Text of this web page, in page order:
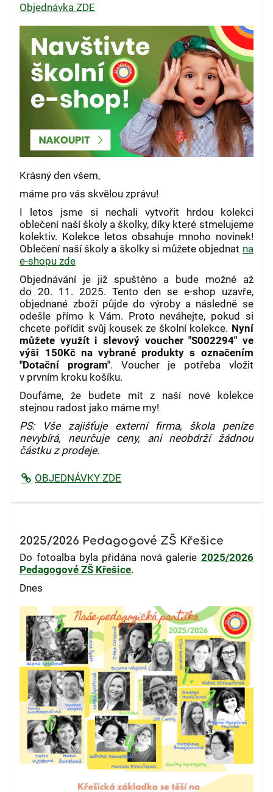
Objednávka ZDE
Krásný den všem,
máme pro vás skvělou zprávu!
I letos jsme si nechali vytvořit hrdou kolekci
oblečení naší školy a školky, díky které stmelujeme
kolektiv. Kolekce letos obsahuje mnoho novinek!
Oblečení naší školy a školky si můžete objednat na
e-shopu zde
Objednávání je již spuštěno a bude možné až
do 20. 11. 2025. Tento den se e-shop uzavře,
objednané zboží půjde do výroby a následně se
odešle přímo k Vám. Proto neváhejte, pokud si
chcete pořídit svůj kousek ze školní kolekce. Nyní
můžete využít i slevový voucher "S002294" ve
výši 150Kč na vybrané produkty s označením
"Dotační program". Voucher je potřeba vložit
v prvním kroku košíku.
Doufáme, že budete mít z naší nové kolekce
stejnou radost jako máme my!
PS: Vše zajišťuje externí firma, škola peníze
nevybírá, neurčuje ceny, ani neobdrží žádnou
částku z prodeje.
OBJEDNÁVKY ZDE
2025/2026 Pedagogové ZŠ Křešice
Do fotoalba byla přidána nová galerie 2025/2026
Pedagogové ZŠ Křešice.
Dnes